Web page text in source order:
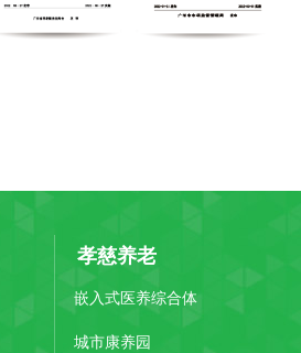
孝慈养老
嵌入式医养综合体
城市康养园